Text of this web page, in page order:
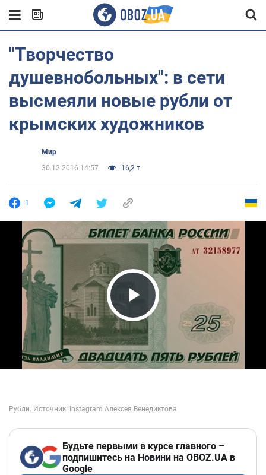
"Творчество
душевнобольных": в сети
высмеяли новые рубли от
крымских художников
Мир
30.12.2016 14:57
16,2 т.
1
Play Video
Будьте первыми в курсе главного –
подпишитесь на Новини на OBOZ.UA в
Google